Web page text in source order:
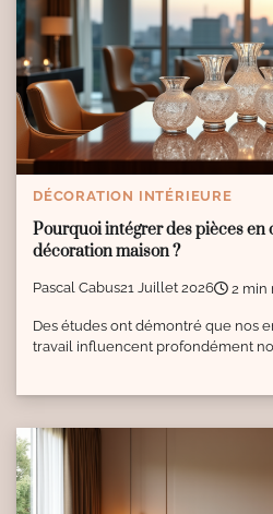
DÉCORATION INTÉRIEURE
Pourquoi intégrer des pièces en
décoration maison ?
Pascal Cabus21 Juillet 2026 2 min
Des études ont démontré que nos
travail influencent profondément